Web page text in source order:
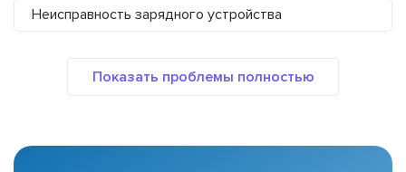
Неисправность зарядного устройства